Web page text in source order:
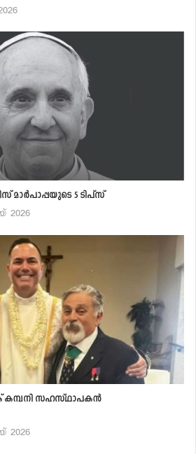
5 ടിപ്‌സ്
2026
കമ്പനി സഹസ്ഥാപകന്‍
2026